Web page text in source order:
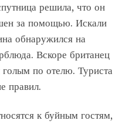
решила, что он
за помощью. Искали
обнаружился на
Вскоре британец
голым по отелю. Туриста
правил.
к буйным гостям,